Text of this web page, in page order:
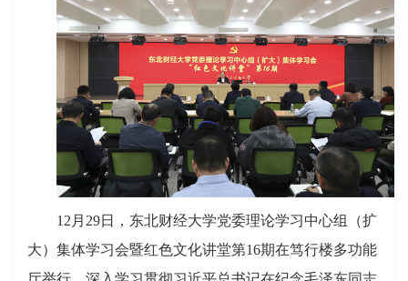
12月29日，东北财经大学党委理论学习中心组（扩
大）集体学习会暨红色文化讲堂第16期在笃行楼多功能